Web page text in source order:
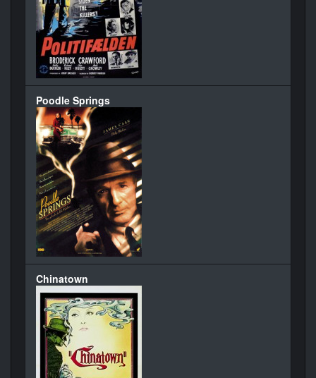
Poodle Springs
Chinatown